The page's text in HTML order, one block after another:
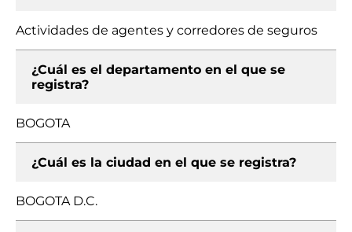
Actividades de agentes y corredores de seguros
¿Cuál es el departamento en el que se
registra?
BOGOTA
¿Cuál es la ciudad en el que se registra?
BOGOTA D.C.